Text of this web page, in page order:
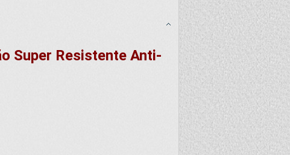
Super Resistente Anti-